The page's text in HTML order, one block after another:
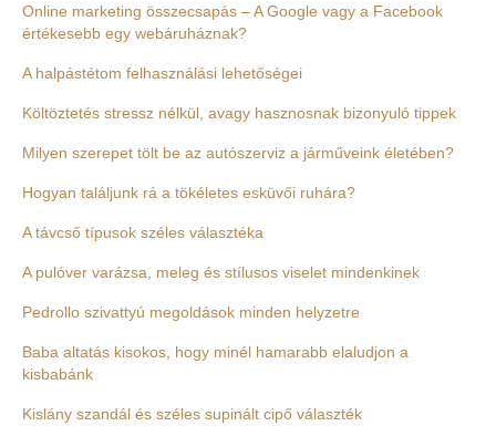
Online marketing összecsapás – A Google vagy a Facebook
értékesebb egy webáruháznak?
A halpástétom felhasználási lehetőségei
Költöztetés stressz nélkül, avagy hasznosnak bizonyuló tippek
Milyen szerepet tölt be az autószerviz a járműveink életében?
Hogyan találjunk rá a tökéletes esküvői ruhára?
A távcső típusok széles választéka
A pulóver varázsa, meleg és stílusos viselet mindenkinek
Pedrollo szivattyú megoldások minden helyzetre
Baba altatás kisokos, hogy minél hamarabb elaludjon a
kisbabánk
Kislány szandál és széles supinált cipő választék